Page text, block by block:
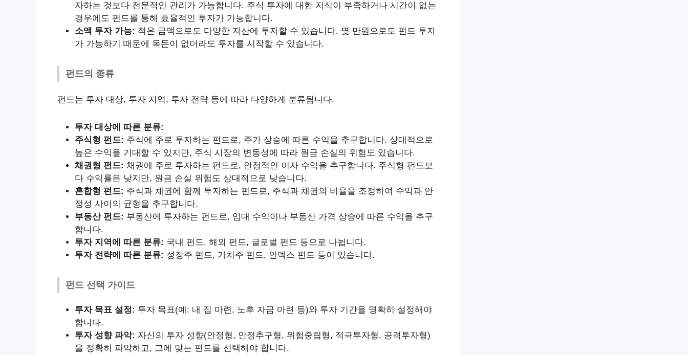
자하는 것보다 전문적인 관리가 가능합니다. 주식 투자에 대한 지식이 부족하거나 시간이 없는
경우에도 펀드를 통해 효율적인 투자가 가능합니다.
소액 투자 가능: 적은 금액으로도 다양한 자산에 투자할 수 있습니다. 몇 만원으로도 펀드 투자
가 가능하기 때문에 목돈이 없더라도 투자를 시작할 수 있습니다.
펀드의 종류
펀드는 투자 대상, 투자 지역, 투자 전략 등에 따라 다양하게 분류됩니다.
투자 대상에 따른 분류:
주식형 펀드: 주식에 주로 투자하는 펀드로, 주가 상승에 따른 수익을 추구합니다. 상대적으로
높은 수익을 기대할 수 있지만, 주식 시장의 변동성에 따라 원금 손실의 위험도 있습니다.
채권형 펀드: 채권에 주로 투자하는 펀드로, 안정적인 이자 수익을 추구합니다. 주식형 펀드보
다 수익률은 낮지만, 원금 손실 위험도 상대적으로 낮습니다.
혼합형 펀드: 주식과 채권에 함께 투자하는 펀드로, 주식과 채권의 비율을 조정하여 수익과 안
정성 사이의 균형을 추구합니다.
부동산 펀드: 부동산에 투자하는 펀드로, 임대 수익이나 부동산 가격 상승에 따른 수익을 추구
합니다.
투자 지역에 따른 분류: 국내 펀드, 해외 펀드, 글로벌 펀드 등으로 나뉩니다.
투자 전략에 따른 분류: 성장주 펀드, 가치주 펀드, 인덱스 펀드 등이 있습니다.
펀드 선택 가이드
투자 목표 설정: 투자 목표(예: 내 집 마련, 노후 자금 마련 등)와 투자 기간을 명확히 설정해야
합니다.
투자 성향 파악: 자신의 투자 성향(안정형, 안정추구형, 위험중립형, 적극투자형, 공격투자형)
을 정확히 파악하고, 그에 맞는 펀드를 선택해야 합니다.